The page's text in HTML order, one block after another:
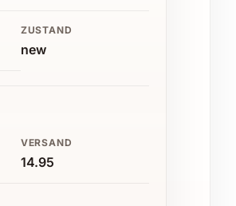
ZUSTAND
new
VERSAND
14.95